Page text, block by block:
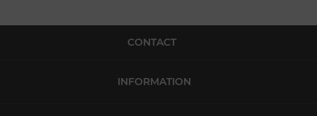
CONTACT
INFORMATION